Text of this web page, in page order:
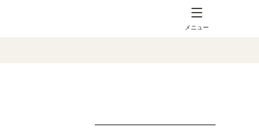
メニュー